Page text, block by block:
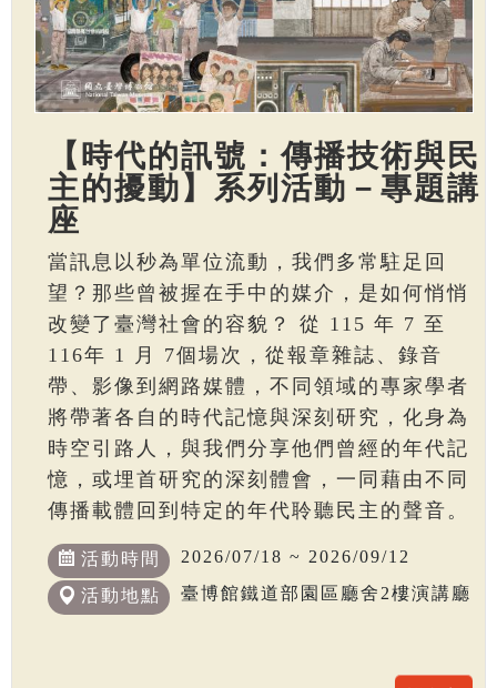
【時代的訊號：傳播技術與民
主的擾動】系列活動－專題講
座
當訊息以秒為單位流動，我們多常駐足回
望？那些曾被握在手中的媒介，是如何悄悄
改變了臺灣社會的容貌？ 從 115 年 7 至
116年 1 月 7個場次，從報章雜誌、錄音
帶、影像到網路媒體，不同領域的專家學者
將帶著各自的時代記憶與深刻研究，化身為
時空引路人，與我們分享他們曾經的年代記
憶，或埋首研究的深刻體會，一同藉由不同
傳播載體回到特定的年代聆聽民主的聲音。
活動時間 2026/07/18 ~ 2026/09/12
活動地點 臺博館鐵道部園區廳舍2樓演講廳